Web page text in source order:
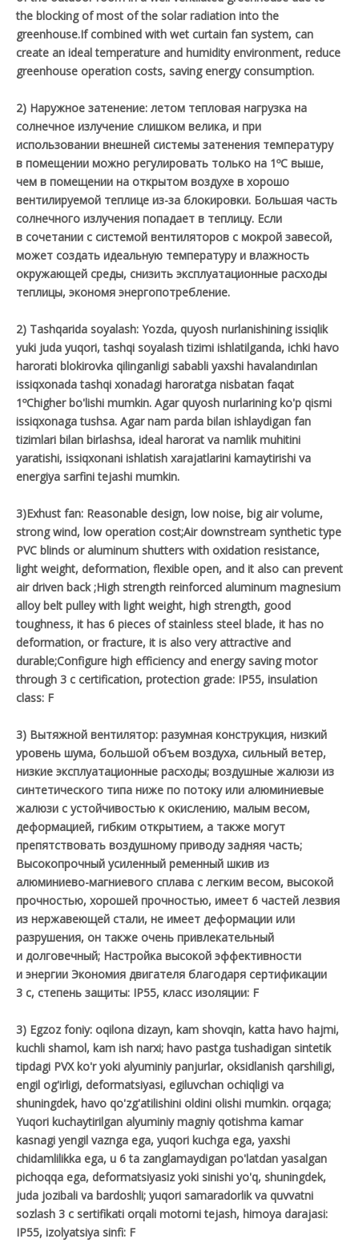
the blocking of most of the solar radiation into the
greenhouse.If combined with wet curtain fan system, can
create an ideal temperature and humidity environment, reduce
greenhouse operation costs, saving energy consumption.
2) Наружное затенение: летом тепловая нагрузка на
солнечное излучение слишком велика, и при
использовании внешней системы затенения температуру
в помещении можно регулировать только на 1ºС выше,
чем в помещении на открытом воздухе в хорошо
вентилируемой теплице из-за блокировки. Большая часть
солнечного излучения попадает в теплицу. Если
в сочетании с системой вентиляторов с мокрой завесой,
может создать идеальную температуру и влажность
окружающей среды, снизить эксплуатационные расходы
теплицы, экономя энергопотребление.
2) Tashqarida soyalash: Yozda, quyosh nurlanishining issiqlik
yuki juda yuqori, tashqi soyalash tizimi ishlatilganda, ichki havo
harorati blokirovka qilinganligi sababli yaxshi havalandırılan
issiqxonada tashqi xonadagi haroratga nisbatan faqat
1ºChigher bo'lishi mumkin. Agar quyosh nurlarining ko'p qismi
issiqxonaga tushsa. Agar nam parda bilan ishlaydigan fan
tizimlari bilan birlashsa, ideal harorat va namlik muhitini
yaratishi, issiqxonani ishlatish xarajatlarini kamaytirishi va
energiya sarfini tejashi mumkin.
3)Exhust fan: Reasonable design, low noise, big air volume,
strong wind, low operation cost;Air downstream synthetic type
PVC blinds or aluminum shutters with oxidation resistance,
light weight, deformation, flexible open, and it also can prevent
air driven back ;High strength reinforced aluminum magnesium
alloy belt pulley with light weight, high strength, good
toughness, it has 6 pieces of stainless steel blade, it has no
deformation, or fracture, it is also very attractive and
durable;Configure high efficiency and energy saving motor
through 3 c certification, protection grade: IP55, insulation
class: F
3) Вытяжной вентилятор: разумная конструкция, низкий
уровень шума, большой объем воздуха, сильный ветер,
низкие эксплуатационные расходы; воздушные жалюзи из
синтетического типа ниже по потоку или алюминиевые
жалюзи с устойчивостью к окислению, малым весом,
деформацией, гибким открытием, а также могут
препятствовать воздушному приводу задняя часть;
Высокопрочный усиленный ременный шкив из
алюминиево-магниевого сплава с легким весом, высокой
прочностью, хорошей прочностью, имеет 6 частей лезвия
из нержавеющей стали, не имеет деформации или
разрушения, он также очень привлекательный
и долговечный; Настройка высокой эффективности
и энергии Экономия двигателя благодаря сертификации
3 c, степень защиты: IP55, класс изоляции: F
3) Egzoz foniy: oqilona dizayn, kam shovqin, katta havo hajmi,
kuchli shamol, kam ish narxi; havo pastga tushadigan sintetik
tipdagi PVX ko'r yoki alyuminiy panjurlar, oksidlanish qarshiligi,
engil og'irligi, deformatsiyasi, egiluvchan ochiqligi va
shuningdek, havo qo'zg'atilishini oldini olishi mumkin. orqaga;
Yuqori kuchaytirilgan alyuminiy magniy qotishma kamar
kasnagi yengil vaznga ega, yuqori kuchga ega, yaxshi
chidamlilikka ega, u 6 ta zanglamaydigan po'latdan yasalgan
pichoqqa ega, deformatsiyasiz yoki sinishi yo'q, shuningdek,
juda jozibali va bardoshli; yuqori samaradorlik va quvvatni
sozlash 3 c sertifikati orqali motorni tejash, himoya darajasi:
IP55, izolyatsiya sinfi: F